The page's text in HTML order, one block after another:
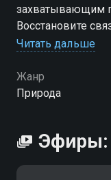
захватывающим
Восстановите
внутренний покой!
Читать дальше
Жанр
Природа
Эфиры: